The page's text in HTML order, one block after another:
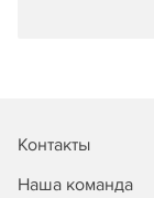
Контакты
Наша команда